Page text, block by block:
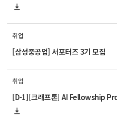
취업
[삼성중공업] 서포터즈 3기 모집
취업
[D-1][크래프톤] AI Fellowship